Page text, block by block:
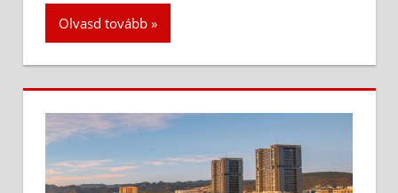
Olvasd tovább